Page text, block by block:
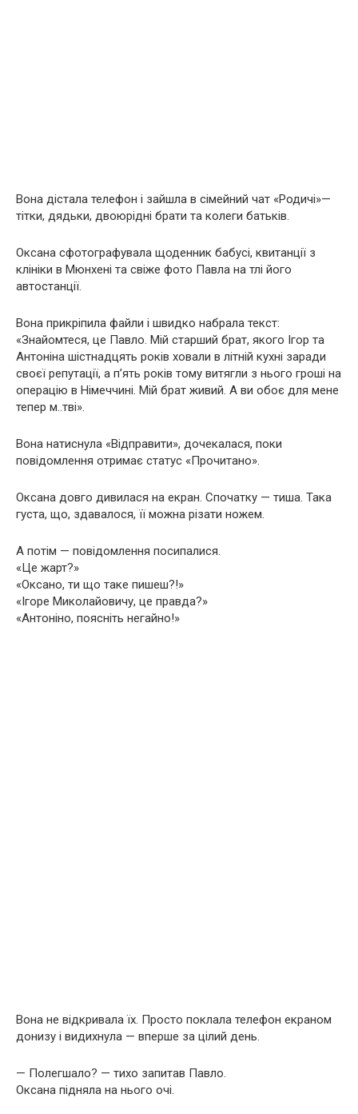
Вона дістала телефон і зайшла в сімейний чат «Родичі»—
тітки, дядьки, двоюрідні брати та колеги батьків.
Оксана сфотографувала щоденник бабусі, квитанції з
клініки в Мюнхені та свіже фото Павла на тлі його
автостанції.
Вона прикріпила файли і швидко набрала текст:
«Знайомтеся, це Павло. Мій старший брат, якого Ігор та
Антоніна шістнадцять років ховали в літній кухні заради
своєї репутації, а п’ять років тому витягли з нього гроші на
операцію в Німеччині. Мій брат живий. А ви обоє для мене
тепер м..тві».
Вона натиснула «Відправити», дочекалася, поки
повідомлення отримає статус «Прочитано».
Оксана довго дивилася на екран. Спочатку — тиша. Така
густа, що, здавалося, її можна різати ножем.
А потім — повідомлення посипалися.
«Це жарт?»
«Оксано, ти що таке пишеш?!»
«Ігоре Миколайовичу, це правда?»
«Антоніно, поясніть негайно!»
Вона не відкривала їх. Просто поклала телефон екраном
донизу і видихнула — вперше за цілий день.
— Полегшало? — тихо запитав Павло.
Оксана підняла на нього очі.